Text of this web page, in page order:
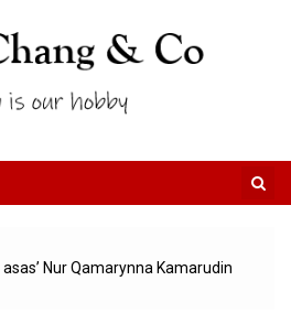
Nur Qamarynna Kamarudin